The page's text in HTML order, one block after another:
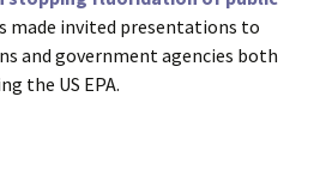
made invited presentations to
and government agencies both
the US EPA.